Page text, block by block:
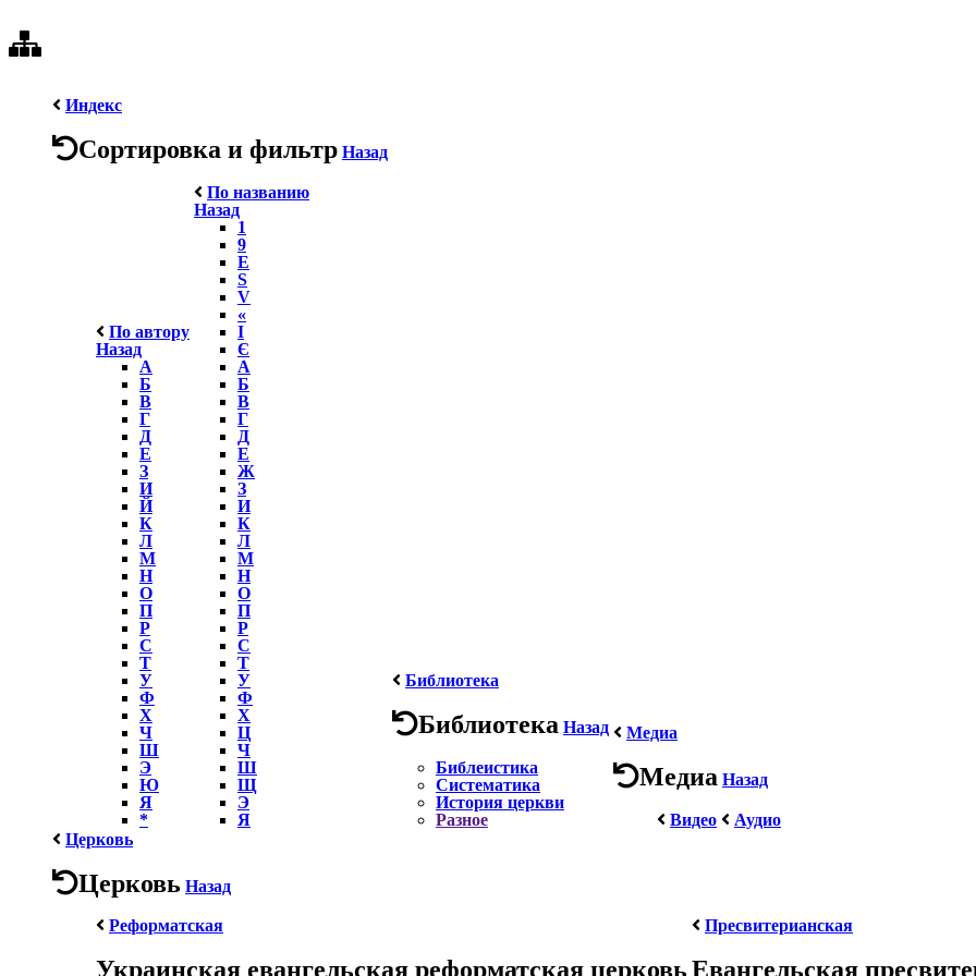
Индекс
Сортировка и фильтр Назад
По автору
Назад
А
Б
В
Г
Д
Е
З
И
Й
К
Л
М
Н
О
П
Р
С
Т
У
Ф
Х
Ч
Ш
Э
Ю
Я
*
По названию
Назад
1
9
E
S
V
«
І
Є
А
Б
В
Г
Д
Е
Ж
З
И
К
Л
М
Н
О
П
Р
С
Т
У
Ф
Х
Ц
Ч
Ш
Щ
Э
Я
Библиотека
Библиотека Назад
Библеистика
Систематика
История церкви
Разное
Медиа
Медиа Назад
Видео
Аудио
Церковь
Церковь Назад
Реформатская
Украинская евангельская реформатская церковь
Пресвитерианская
Евангельская